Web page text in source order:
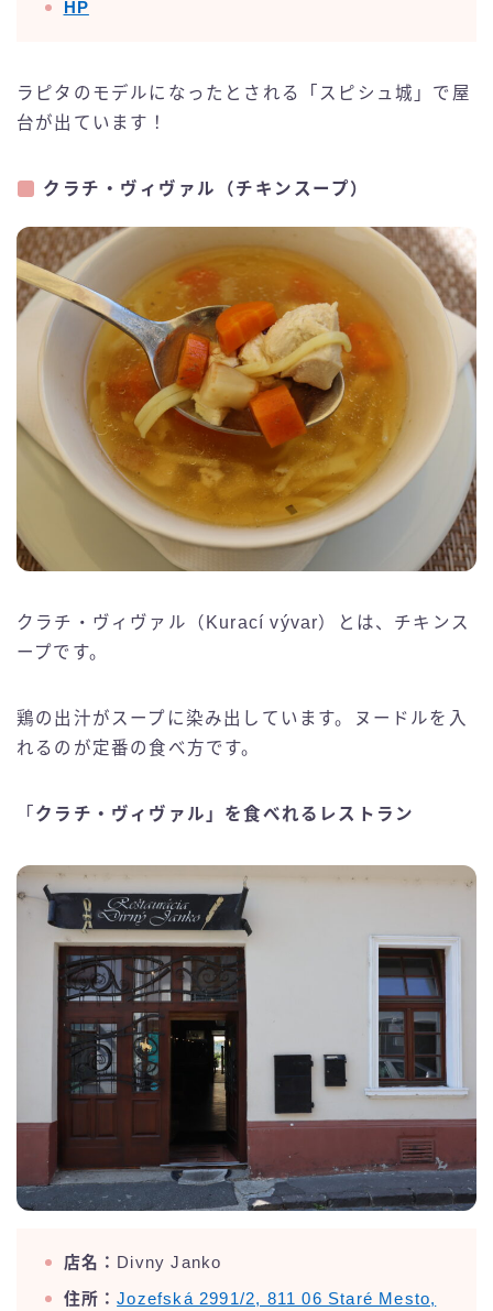
HP
ラピタのモデルになったとされる「スピシュ城」で屋
台が出ています！
クラチ・ヴィヴァル（チキンスープ）
クラチ・ヴィヴァル（Kurací vývar）とは、チキンス
ープです。
鶏の出汁がスープに染み出しています。ヌードルを入
れるのが定番の食べ方です。
「 クラチ・ヴィヴァル」を食べれるレストラン
店名： Divny Janko
住所：Jozefská 2991/2, 811 06 Staré Mesto,